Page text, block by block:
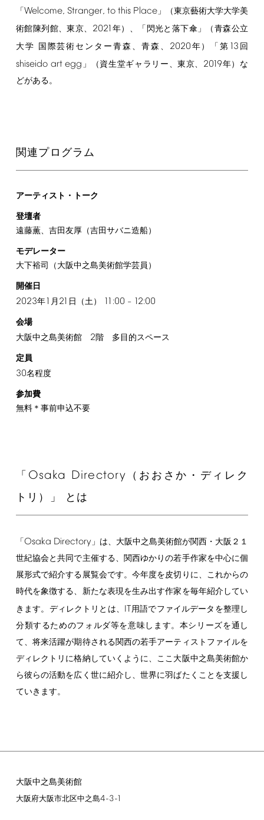
「 Welcome, Stranger, to this Place」（東京藝術大学大学美
術館陳列館、東京、 2021年）、「閃光と落下傘」（青森公立
大学 国際芸術センター青森、青森、 2020年）「第 13 回
shiseido art egg」（資生堂ギャラリー、東京、 2019年）な
どがある。
関連プログラム
アーティスト・トーク
登壇者
遠藤薫、吉田友厚（吉田サバニ造船）
モデレーター
大下裕司（大阪中之島美術館学芸員）
開催日
2023年1 月 21 日（土） 11:00 – 12:00
会場
大阪中之島美術館 2階 多目的スペース
定員
30名程度
参加費
無料＊事前申込不要
「 Osaka Directory （おおさか・ディレク
トリ）」 とは
「 Osaka Directory」は、大阪中之島美術館が関西・大阪２１
世紀協会と共同で主催する、関西ゆかりの若手作家を中心に個
展形式で紹介する展覧会です。今年度を皮切りに、これからの
時代を象徴する、新たな表現を生み出す作家を毎年紹介してい
きます。ディレクトリとは、 IT用語でファイルデータを整理し
分類するためのフォルダ等を意味します。本シリーズを通し
て、将来活躍が期待される関西の若手アーティストファイルを
ディレクトリに格納していくように、ここ大阪中之島美術館か
ら彼らの活動を広く世に紹介し、世界に羽ばたくことを支援し
ていきます。
大阪中之島美術館
大阪府大阪市北区中之島4-3-1